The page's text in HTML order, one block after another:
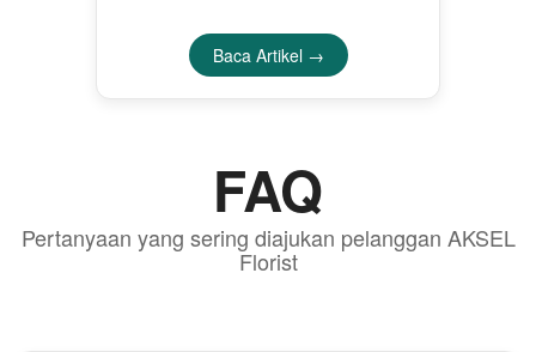
Baca Artikel →
FAQ
Pertanyaan yang sering diajukan pelanggan AKSEL
Florist